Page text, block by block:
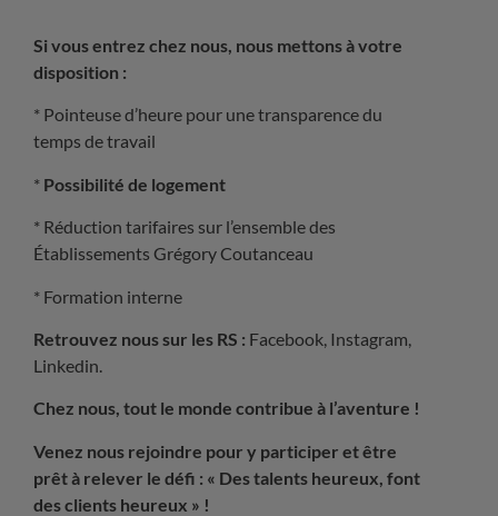
Si vous entrez chez nous, nous mettons à votre
disposition :
* Pointeuse d’heure pour une transparence du
temps de travail
* Possibilité de logement
* Réduction tarifaires sur l’ensemble des
Établissements Grégory Coutanceau
* Formation interne
Retrouvez nous sur les RS : Facebook, Instagram,
Linkedin.
Chez nous, tout le monde contribue à l’aventure !
Venez nous rejoindre pour y participer et être
prêt à relever le défi : « Des talents heureux, font
des clients heureux » !